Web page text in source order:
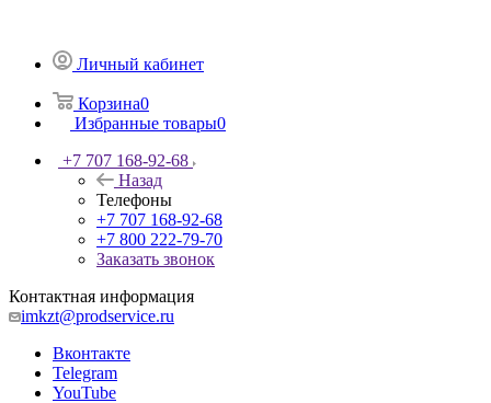
Личный кабинет
Корзина0
Избранные товары0
+7 707 168-92-68
Назад
Телефоны
+7 707 168-92-68
+7 800 222-79-70
Заказать звонок
Контактная информация
imkzt@prodservice.ru
Вконтакте
Telegram
YouTube